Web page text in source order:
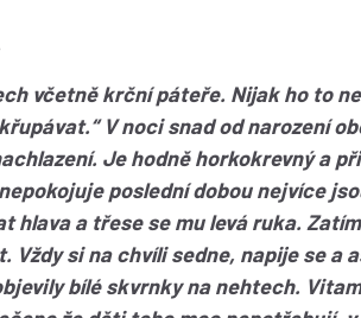
včetně krční páteře. Nijak ho to
V noci snad od narození
Je hodně horkokrevný a
poslední dobou nejvíce
hlava a třese se mu levá ruka.
Vždy si na chvíli sedne, napije se a
bílé skvrnky na nehtech.